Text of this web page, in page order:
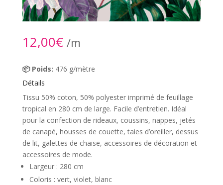
12,00€ /m
📦 Poids: 476 g/mètre
Détails
Tissu 50% coton, 50% polyester imprimé de feuillage
tropical en 280 cm de large. Facile d’entretien. Idéal
pour la confection de rideaux, coussins, nappes, jetés
de canapé, housses de couette, taies d’oreiller, dessus
de lit, galettes de chaise, accessoires de décoration et
accessoires de mode.
Largeur : 280 cm
Coloris : vert, violet, blanc